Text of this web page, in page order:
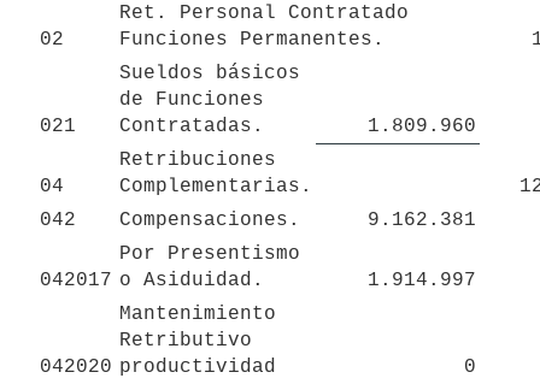
02
Ret. Personal Contratado
Funciones Permanentes.
021
Sueldos básicos
de Funciones
Contratadas.
1.809.960
04
Retribuciones
Complementarias.
042
Compensaciones. 9.162.381
042017
Por Presentismo
o Asiduidad.
1.914.997
042020
Mantenimiento
Retributivo
productividad
0